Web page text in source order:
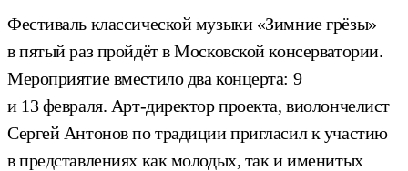
Фестиваль классической музыки «Зимние грёзы»
в пятый раз пройдёт в Московской консерватории.
Мероприятие вместило два концерта: 9
и 13 февраля. Арт-директор проекта, виолончелист
Сергей Антонов по традиции пригласил к участию
в представлениях как молодых, так и именитых